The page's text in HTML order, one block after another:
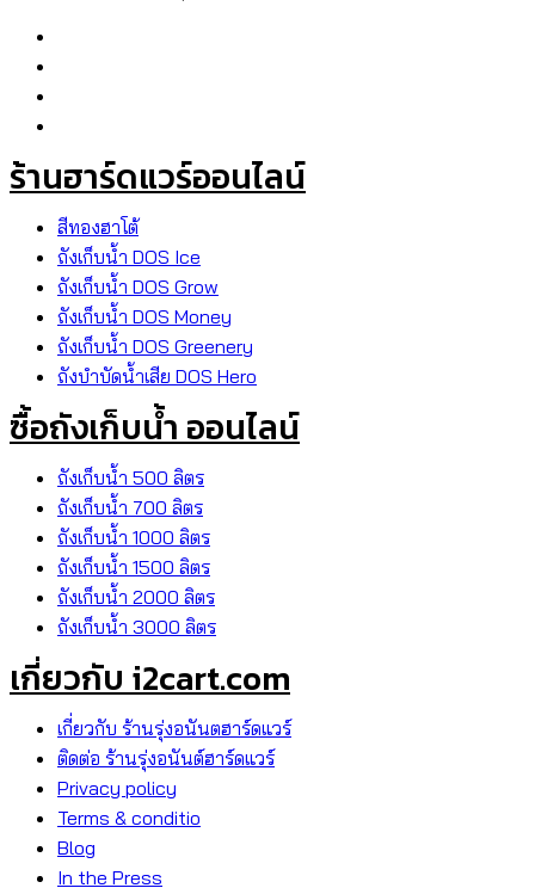
ร้านฮาร์ดแวร์ออนไลน์
สีทองฮาโต้
ถังเก็บน้ำ DOS Ice
ถังเก็บน้ำ DOS Grow
ถังเก็บน้ำ DOS Money
ถังเก็บน้ำ DOS Greenery
ถังบำบัดน้ำเสีย DOS Hero
ซื้อถังเก็บน้ำ ออนไลน์
ถังเก็บน้ำ 500 ลิตร
ถังเก็บน้ำ 700 ลิตร
ถังเก็บน้ำ 1000 ลิตร
ถังเก็บน้ำ 1500 ลิตร
ถังเก็บน้ำ 2000 ลิตร
ถังเก็บน้ำ 3000 ลิตร
เกี่ยวกับ i2cart.com
เกี่ยวกับ ร้านรุ่งอนันตฮาร์ดแวร์
ติดต่อ ร้านรุ่งอนันต์ฮาร์ดแวร์
Privacy policy
Terms & conditio
Blog
In the Press